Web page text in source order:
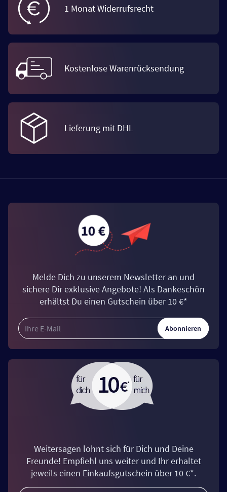
1 Monat Widerrufsrecht
Kostenlose Warenrücksendung
Lieferung mit DHL
Melde Dich zu unserem Newsletter an und
sichere Dir exklusive Angebote! Als Dankeschön
erhältst Du einen Gutschein über 10 €*
Abonnieren
Weitersagen lohnt sich für Dich und Deine
Freunde! Empfiehl uns weiter und Ihr erhaltet
jeweils einen Einkaufsgutschein über 10 €*.